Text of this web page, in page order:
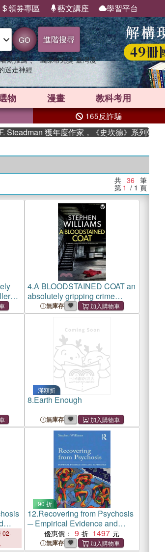
領券專區 藝文講座 學習平台
GO 進階搜尋
暑期推薦 、 國際布克獎 臺灣漫
迷走神經
物 漫畫 教科考用
165反詐騙
獲年度作家，《史坎德》系列帶你踏上熱血
共 36 筆
第 1 / 1 頁
4.A BLOODSTAINED COAT an
absolutely gripping crime
thriller with an astonishing twist
無庫存
滿額折
8.Earth Enough
無庫存
02-
90 折
12.Recovering from Psychosis
─ Empirical Evidence and
Lived Experience
優惠價： 9 1497
無庫存